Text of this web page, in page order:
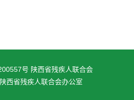
号 陕西省残疾人联合会
西省残疾人联合会办公室